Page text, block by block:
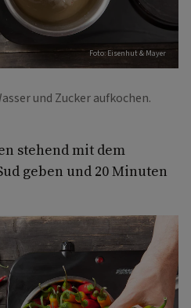
Foto: Eisenhut & Mayer
und Zucker aufkochen.
stehend mit dem
geben und 20 Minuten